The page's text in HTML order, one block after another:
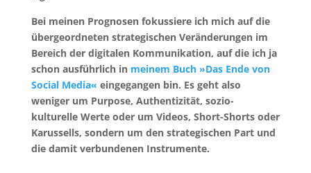
Bei meinen Prognosen fokussiere ich mich auf die
übergeordneten strategischen Veränderungen im
Bereich der digitalen Kommunikation, auf die ich ja
schon ausführlich in meinem Buch »Das Ende von
Social Media« eingegangen bin. Es geht also
weniger um Purpose, Authentizität, sozio-
kulturelle Werte oder um Videos, Short-Shorts oder
Karussells, sondern um den strategischen Part und
die damit verbundenen Instrumente.